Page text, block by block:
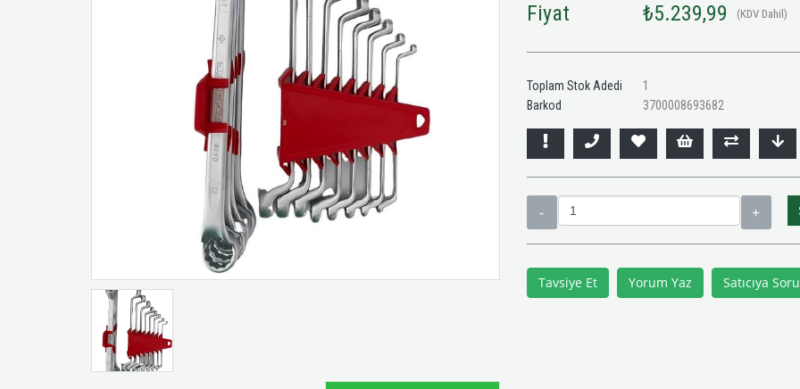
Fiyat ₺5.239,99 (KDV Dahil)
Toplam Stok Adedi
1
Barkod
3700008693682
Tavsiye Et Yorum Yaz Satıcıya